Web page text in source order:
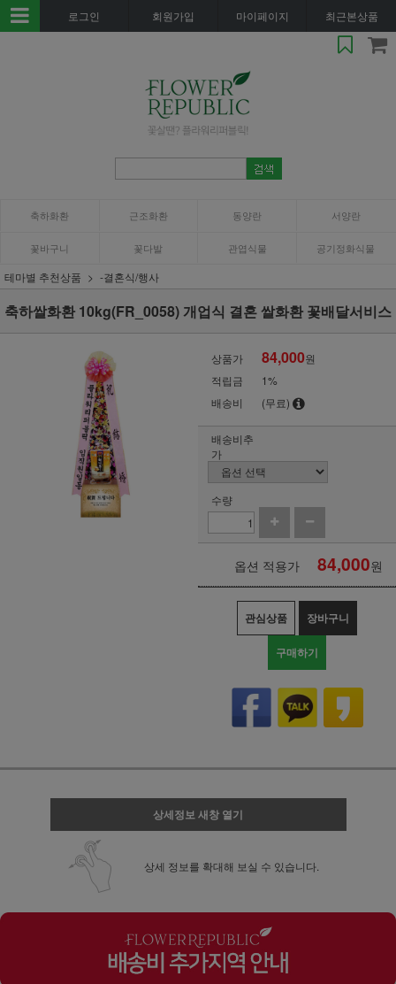
로그인 회원가입 마이페이지 최근본상품
축하화환 근조화환 동양란 서양란
꽃바구니 꽃다발 관엽식물 공기정화식물
테마별 추천상품 -결혼식/행사
축하쌀화환 10kg(FR_0058) 개업식 결혼 쌀화환 꽃배달서비스
상품가 84,000원
적립금
1%
배송비
(무료)
배송비추
가
수량
옵션 적용가 84,000원
관심상품 장바구니
구매하기
상세정보 새창 열기
상세 정보를 확대해 보실 수 있습니다.